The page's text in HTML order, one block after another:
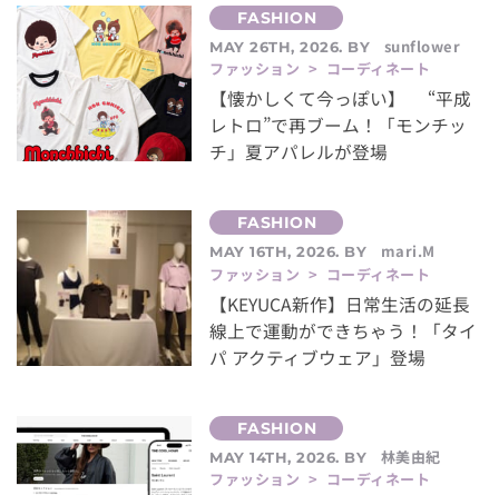
MAY 26TH, 2026. BY
sunflower
ファッション > コーディネート
【懐かしくて今っぽい】 “平成
レトロ”で再ブーム！「モンチッ
チ」夏アパレルが登場
MAY 16TH, 2026. BY
mari.M
ファッション > コーディネート
【KEYUCA新作】日常生活の延長
線上で運動ができちゃう！「タイ
パ アクティブウェア」登場
MAY 14TH, 2026. BY
林美由紀
ファッション > コーディネート